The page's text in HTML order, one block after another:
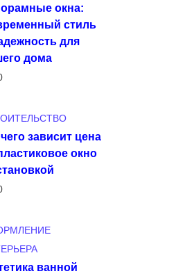
окна:
стиль
для
дома
зависит цена
окно
ванной